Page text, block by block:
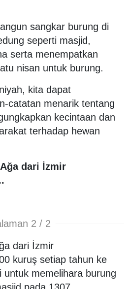
sangkar burung di
seperti masjid,
serta menempatkan
nisan untuk burung.
kita dapat
catatan menarik tentang
kecintaan dan
terhadap hewan
dari İzmir
2 / 2
dari İzmir
kuruş setiap tahun ke
untuk memelihara burung